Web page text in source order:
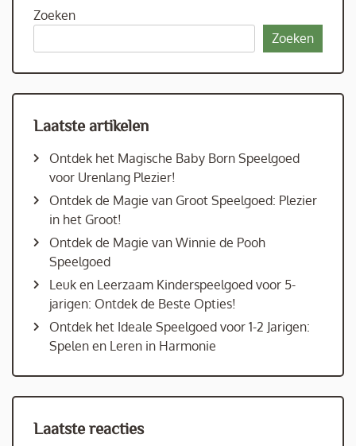
Zoeken
Zoeken
Laatste artikelen
Ontdek het Magische Baby Born Speelgoed
voor Urenlang Plezier!
Ontdek de Magie van Groot Speelgoed: Plezier
in het Groot!
Ontdek de Magie van Winnie de Pooh
Speelgoed
Leuk en Leerzaam Kinderspeelgoed voor 5-
jarigen: Ontdek de Beste Opties!
Ontdek het Ideale Speelgoed voor 1-2 Jarigen:
Spelen en Leren in Harmonie
Laatste reacties